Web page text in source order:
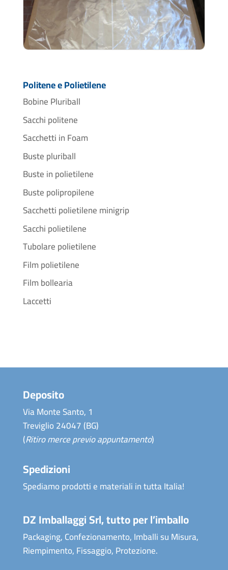
Politene e Polietilene
Bobine Pluriball
Sacchi politene
Sacchetti in Foam
Buste pluriball
Buste in polietilene
Buste polipropilene
Sacchetti polietilene minigrip
Sacchi polietilene
Tubolare polietilene
Film polietilene
Film bollearia
Laccetti
Deposito
Via Monte Santo, 1
Treviglio 24047 (BG)
(Ritiro merce previo appuntamento)
Spedizioni
Spediamo prodotti e materiali in tutta Italia!
DZ Imballaggi Srl, tutto per l’imballo
Packaging, Confezionamento, Imballi su Misura,
Riempimento, Fissaggio, Protezione.